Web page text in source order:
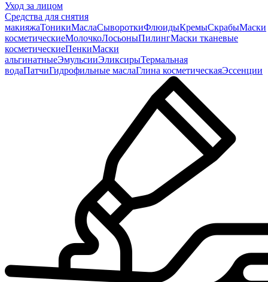
Уход за лицом
Средства для снятия
макияжаТоникиМаслаСывороткиФлюидыКремыСкрабыМаски
косметическиеМолочкоЛосьоныПилингМаски тканевые
косметическиеПенкиМаски
альгинатныеЭмульсииЭликсирыТермальная
водаПатчиГидрофильные маслаГлина косметическаяЭссенции